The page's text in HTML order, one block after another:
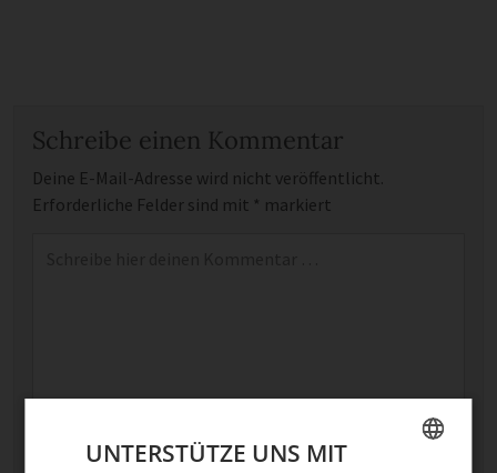
Schreibe einen Kommentar
Deine E-Mail-Adresse wird nicht veröffentlicht.
Erforderliche Felder sind mit * markiert
UNTERSTÜTZE UNS MIT